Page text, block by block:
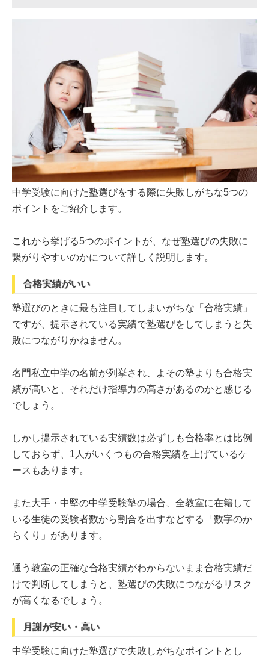
中学受験に向けた塾選びをする際に失敗しがちな5つの
ポイントをご紹介します。
これから挙げる5つのポイントが、なぜ塾選びの失敗に
繋がりやすいのかについて詳しく説明します。
合格実績がいい
塾選びのときに最も注目してしまいがちな「合格実績」
ですが、提示されている実績で塾選びをしてしまうと失
敗につながりかねません。
名門私立中学の名前が列挙され、よその塾よりも合格実
績が高いと、それだけ指導力の高さがあるのかと感じる
でしょう。
しかし提示されている実績数は必ずしも合格率とは比例
しておらず、1人がいくつもの合格実績を上げているケ
ースもあります。
また大手・中堅の中学受験塾の場合、全教室に在籍して
いる生徒の受験者数から割合を出すなどする「数字のか
らくり」があります。
通う教室の正確な合格実績がわからないまま合格実績だ
けで判断してしまうと、塾選びの失敗につながるリスク
が高くなるでしょう。
月謝が安い・高い
中学受験に向けた塾選びで失敗しがちなポイントとし